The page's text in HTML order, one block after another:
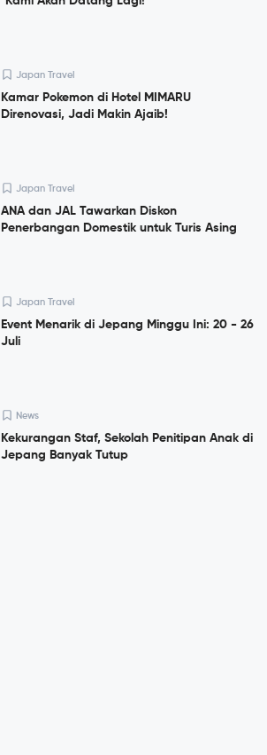
Japan Travel
Kamar Pokemon di Hotel MIMARU
Direnovasi, Jadi Makin Ajaib!
Japan Travel
ANA dan JAL Tawarkan Diskon
Penerbangan Domestik untuk Turis Asing
Japan Travel
Event Menarik di Jepang Minggu Ini: 20 - 26
Juli
News
Kekurangan Staf, Sekolah Penitipan Anak di
Jepang Banyak Tutup